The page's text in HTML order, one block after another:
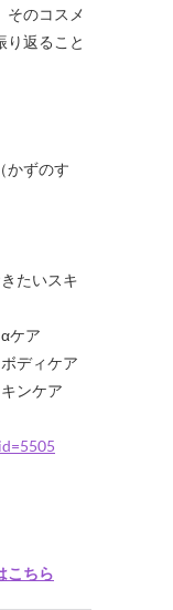
そのコスメ
り返ること
かずのす
たいスキ
ケア
ディケア
ンケア
こちら